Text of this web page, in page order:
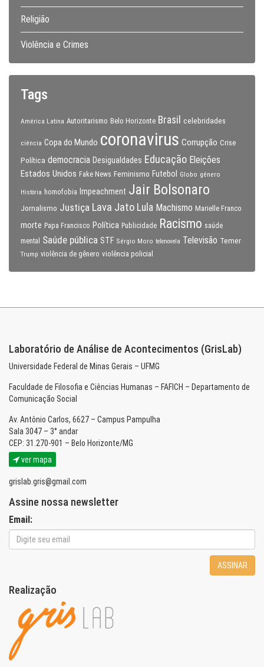
Religião
Violência e Crimes
Tags
América Latina Autoritarismo Belo Horizonte Brasil celebridades
ciência Copa do Mundo coronavirus Corrupção Crise
Política democracia Desigualdades Educação Eleições
Estados Unidos Fake News Feminismo Futebol Globo gênero
História homofobia Impeachment Jair Bolsonaro
Jornalismo Justiça Lava Jato Lula Machismo Marielle Franco
morte Papa Francisco Política Publicidade Racismo saúde
mental
Saúde pública STF Sérgio Moro telenovela Televisão Temer
Trump violência de gênero violência policial
Laboratório de Análise de Acontecimentos (GrisLab)
Universidade Federal de Minas Gerais – UFMG
Faculdade de Filosofia e Ciências Humanas – FAFICH – Departamento de
Comunicação Social
Av. Antônio Carlos, 6627 – Campus Pampulha
Sala 3047 – 3° andar
CEP: 31.270-901 – Belo Horizonte/MG
ver mapa
grislab.gris@gmail.com
Assine nossa newsletter
Email:
ASSINAR
Realização